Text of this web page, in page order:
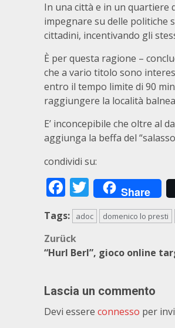
In una città e in un quartiere
impegnare su delle politiche
cittadini, incentivando gli
È per questa ragione –
che a vario titolo sono
entro il tempo limite di 90
raggiungere la località
E’ inconcepibile che oltre al
aggiunga la beffa del
condividi su:
Facebook
Twitter
Share
Tags: adoc domenico lo presti
Zurück
“Hurl Berl”, gioco online
Lascia un commento
Devi essere connesso per